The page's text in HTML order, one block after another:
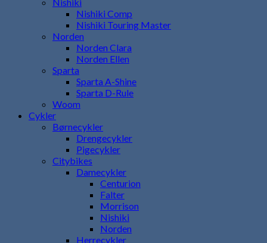
Nishiki Comp
Nishiki Touring Master
Norden
Norden Clara
Norden Ellen
Sparta
Sparta A-Shine
Sparta D-Rule
Woom
Cykler
Børnecykler
Drengecykler
Pigecykler
Citybikes
Damecykler
Centurion
Falter
Morrison
Nishiki
Norden
Herrecykler